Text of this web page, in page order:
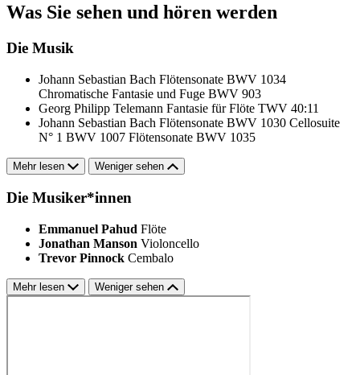
Was Sie sehen und hören werden
Die Musik
Johann Sebastian Bach Flötensonate BWV 1034
Chromatische Fantasie und Fuge BWV 903
Georg Philipp Telemann Fantasie für Flöte TWV 40:11
Johann Sebastian Bach Flötensonate BWV 1030 Cellosuite
N° 1 BWV 1007 Flötensonate BWV 1035
Mehr lesen Weniger sehen
Die Musiker*innen
Emmanuel Pahud Flöte
Jonathan Manson Violoncello
Trevor Pinnock Cembalo
Mehr lesen Weniger sehen